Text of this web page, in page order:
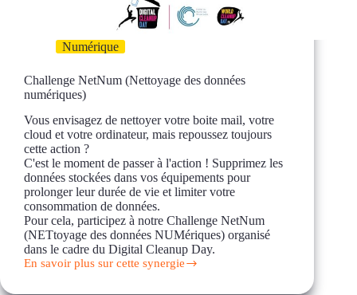
Numérique
Challenge NetNum (Nettoyage des données
numériques)
Vous envisagez de nettoyer votre boite mail, votre
cloud et votre ordinateur, mais repoussez toujours
cette action ?
C'est le moment de passer à l'action ! Supprimez les
données stockées dans vos équipements pour
prolonger leur durée de vie et limiter votre
consommation de données.
Pour cela, participez à notre Challenge NetNum
(NETtoyage des données NUMériques) organisé
dans le cadre du Digital Cleanup Day.
En savoir plus sur cette synergie
Challenge